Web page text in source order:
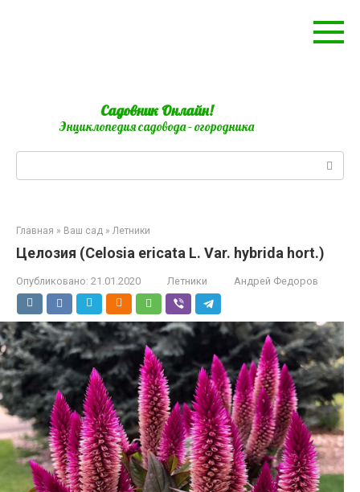
Садовник Онлайн!
Энциклопедия садовода – огородника
Главная » Ваш сад » Летники
Целозия (Сеlоsia ericata L. Var. hybrida hort.)
Опубликовано: 21.01.2020 Летники Андрей Федоров